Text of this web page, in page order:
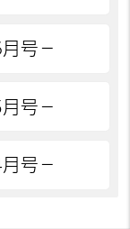
号－
号－
号－